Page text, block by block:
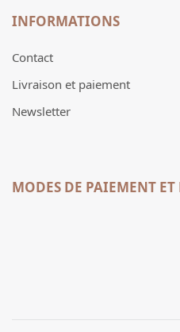
INFORMATIONS
Contact
Livraison et paiement
Newsletter
MODES DE PAIEMENT